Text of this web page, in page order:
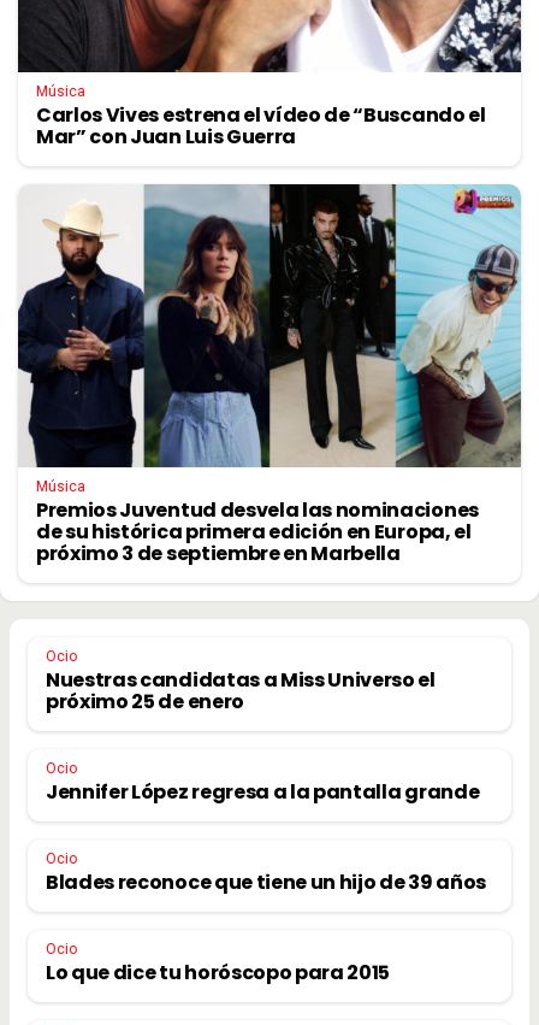
Música
Carlos Vives estrena el vídeo de “Buscando el
Mar” con Juan Luis Guerra
Música
Premios Juventud desvela las nominaciones
de su histórica primera edición en Europa, el
próximo 3 de septiembre en Marbella
Ocio
Nuestras candidatas a Miss Universo el
próximo 25 de enero
Ocio
Jennifer López regresa a la pantalla grande
Ocio
Blades reconoce que tiene un hijo de 39 años
Ocio
Lo que dice tu horóscopo para 2015